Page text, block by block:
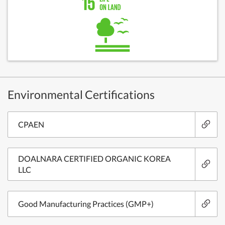
Environmental Certifications
CPAEN
DOALNARA CERTIFIED ORGANIC KOREA
LLC
Good Manufacturing Practices (GMP+)